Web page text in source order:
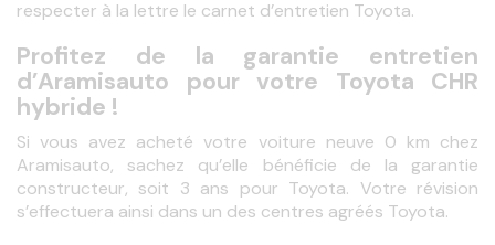
Profitez de la garantie entretien
d’Aramisauto pour votre Toyota CHR
hybride !
Si vous avez acheté votre voiture neuve 0 km chez
Aramisauto, sachez qu’elle bénéficie de la garantie
constructeur, soit 3 ans pour Toyota. Votre révision
s’effectuera ainsi dans un des centres agréés Toyota.